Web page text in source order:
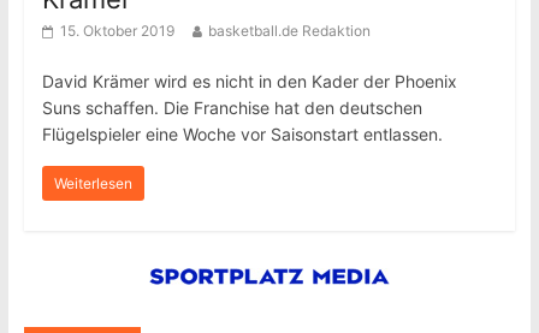
15. Oktober 2019 basketball.de Redaktion
David Krämer wird es nicht in den Kader der Phoenix
Suns schaffen. Die Franchise hat den deutschen
Flügelspieler eine Woche vor Saisonstart entlassen.
Weiterlesen